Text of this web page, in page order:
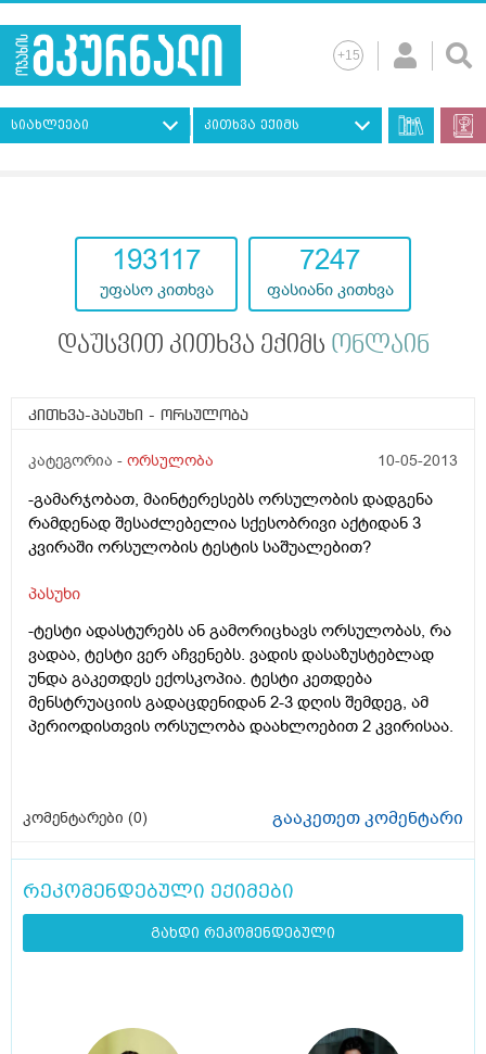
სიახლეები კითხვა ექიმს
193117
უფასო კითხვა
7247
ფასიანი კითხვა
დაუსვით კითხვა ექიმს ონლაინ
კითხვა-პასუხი - ორსულობა
კატეგორია - ორსულობა 10-05-2013
-გამარჯობათ, მაინტერესებს ორსულობის დადგენა
რამდენად შესაძლებელია სქესობრივი აქტიდან 3
კვირაში ორსულობის ტესტის საშუალებით?
პასუხი
-ტესტი ადასტურებს ან გამორიცხავს ორსულობას, რა
ვადაა, ტესტი ვერ აჩვენებს. ვადის დასაზუსტებლად
უნდა გაკეთდეს ექოსკოპია. ტესტი კეთდება
მენსტრუაციის გადაცდენიდან 2-3 დღის შემდეგ, ამ
პერიოდისთვის ორსულობა დაახლოებით 2 კვირისაა.
კომენტარები (0) გააკეთეთ კომენტარი
რეკომენდებული ექიმები
გახდი რეკომენდებული